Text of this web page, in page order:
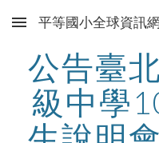
Skip to main content
平等國小全球資訊網
公告臺
級中學